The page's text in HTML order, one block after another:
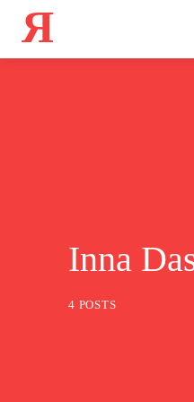
Я
Inna
4 POSTS